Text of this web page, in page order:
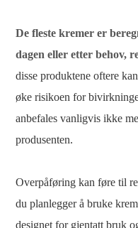
De fleste kremer er
dagen eller etter behov,
disse produktene oftere
øke risikoen for
anbefales vanligvis ikke
produsenten.
Overpåføring kan føre til
du planlegger å bruke
designet for gjentatt bruk